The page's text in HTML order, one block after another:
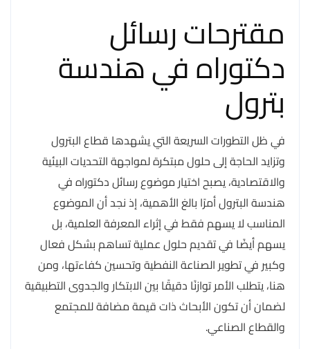
مقترحات رسائل
دكتوراه في هندسة
بترول
في ظل التطورات السريعة التي يشهدها قطاع البترول
وتزايد الحاجة إلى حلول مبتكرة لمواجهة التحديات البيئية
والاقتصادية، يصبح اختيار موضوع رسائل دكتوراه في
هندسة البترول أمرًا بالغ الأهمية، إذ نجد أن الموضوع
المناسب لا يسهم فقط في إثراء المعرفة العلمية، بل
يسهم أيضًا في تقديم حلول عملية تساهم بشكل فعال
وكبير في تطوير الصناعة النفطية وتحسين كفاءتها، ومن
هنا، يتطلب الأمر توازنًا دقيقًا بين الابتكار والجدوى التطبيقية
لضمان أن تكون الأبحاث ذات قيمة مضافة للمجتمع
والقطاع الصناعي.